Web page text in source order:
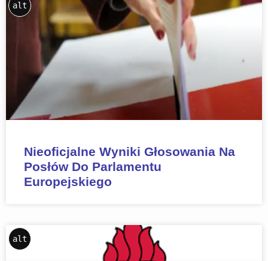
alt
Nieoficjalne Wyniki Głosowania Na
Posłów Do Parlamentu
Europejskiego
alt